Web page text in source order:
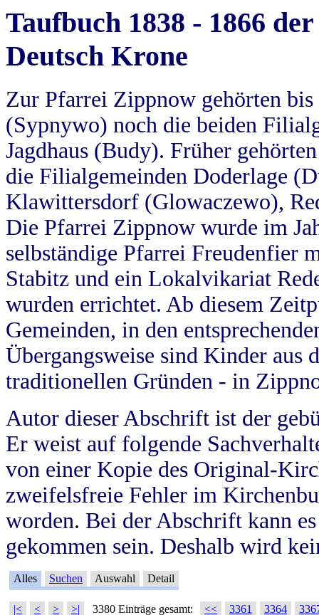
Taufbuch 1838 - 1866
Deutsch Krone
Zur Pfarrei Zippnow gehörten
(Sypnywo) noch die beiden
Jagdhaus (Budy). Früher
die Filialgemeinden Doderlage
Klawittersdorf (Glowaczewo),
Die Pfarrei Zippnow wurde im
selbständige Pfarrei Freudenfier
Stabitz und ein Lokalvikariat
wurden errichtet. Ab diesem
Gemeinden, in den
Übergangsweise sind Kinder aus
traditionellen Gründen - in
Autor dieser Abschrift ist der
Er weist auf folgende
von einer Kopie des Original-
zweifelsfreie Fehler im
worden. Bei der Abschrift kann
gekommen sein. Deshalb wird
Alles Suchen Auswahl Detail
|< < > >| 3380 Einträge gesamt: << 3361 3364